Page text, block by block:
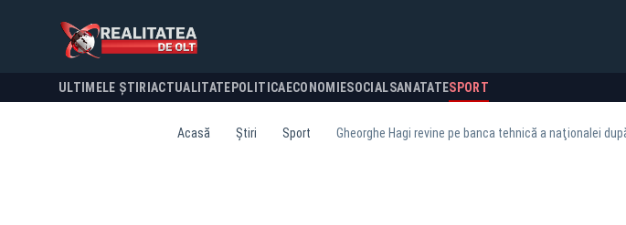
ULTIMELE ȘTIRI ACTUALITATE POLITICA ECONOMIESOCIALSANATATESPORT
Acasă Știri Sport Gheorghe Hagi revine pe banca tehnică a naţionalei